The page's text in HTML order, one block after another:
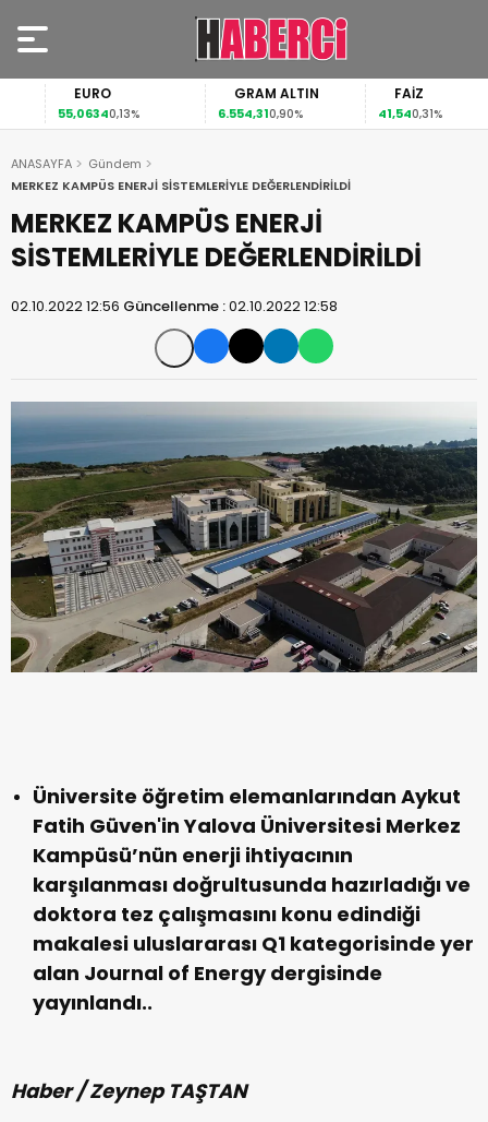
EURO
55,06340,13%
GRAM ALTIN
6.554,310,90%
FAİZ
41,540,31%
ANASAYFA
Gündem
MERKEZ KAMPÜS ENERJİ SİSTEMLERİYLE DEĞERLENDİRİLDİ
MERKEZ KAMPÜS ENERJİ
SİSTEMLERİYLE DEĞERLENDİRİLDİ
02.10.2022 12:56 Güncellenme :02.10.2022 12:58
Üniversite öğretim elemanlarından Aykut
Fatih Güven'in Yalova Üniversitesi Merkez
Kampüsü’nün enerji ihtiyacının
karşılanması doğrultusunda hazırladığı ve
doktora tez çalışmasını konu edindiği
makalesi uluslararası Q1 kategorisinde yer
alan Journal of Energy dergisinde
yayınlandı..
Haber / Zeynep TAŞTAN